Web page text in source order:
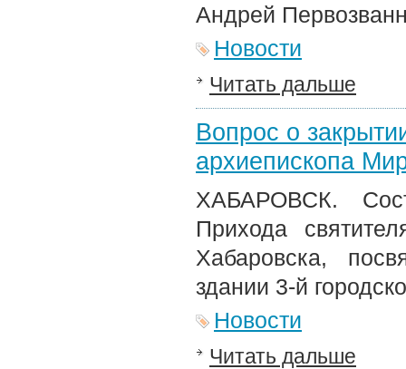
Андрей
Новости
Читать дальше
Вопрос о
архиепископа
ХАБАРОВСК.
Прихода
Хабаровска,
здании 3-й
Новости
Читать дальше